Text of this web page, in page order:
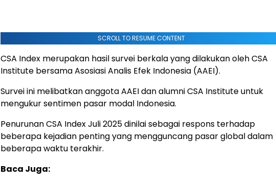
SCROLL TO RESUME CONTENT
CSA Index merupakan hasil survei berkala yang dilakukan oleh CSA
Institute bersama Asosiasi Analis Efek Indonesia (AAEI).
Survei ini melibatkan anggota AAEI dan alumni CSA Institute untuk
mengukur sentimen pasar modal Indonesia.
Penurunan CSA Index Juli 2025 dinilai sebagai respons terhadap
beberapa kejadian penting yang mengguncang pasar global dalam
beberapa waktu terakhir.
Baca Juga: